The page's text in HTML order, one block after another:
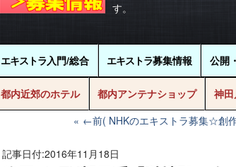
す。
エキストラ入門/総合 エキストラ募集情報 公開
都内近郊のホテル 都内アンテナショップ 神田
←前( NHKのエキストラ募集☆創
記事日付:2016年11月18日